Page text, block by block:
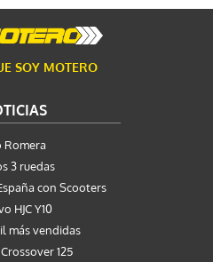
SOY MOTERO
Romera
3 ruedas
con Scooters
HJC Y10
más vendidas
125